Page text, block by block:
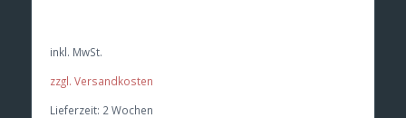
inkl. MwSt.
zzgl. Versandkosten
Lieferzeit: 2 Wochen